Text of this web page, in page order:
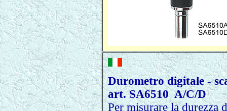
Durometro digitale -
art. SA6510 A/C/D
Per misurare la durezza